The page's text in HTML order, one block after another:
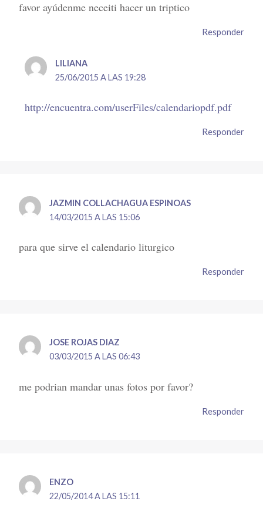
favor ayúdenme neceiti hacer un triptico
Responder
LILIANA
25/06/2015 A LAS 19:28
http://encuentra.com/userFiles/calendariopdf.pdf
Responder
JAZMIN COLLACHAGUA ESPINOAS
14/03/2015 A LAS 15:06
para que sirve el calendario liturgico
Responder
JOSE ROJAS DIAZ
03/03/2015 A LAS 06:43
me podrian mandar unas fotos por favor?
Responder
ENZO
22/05/2014 A LAS 15:11